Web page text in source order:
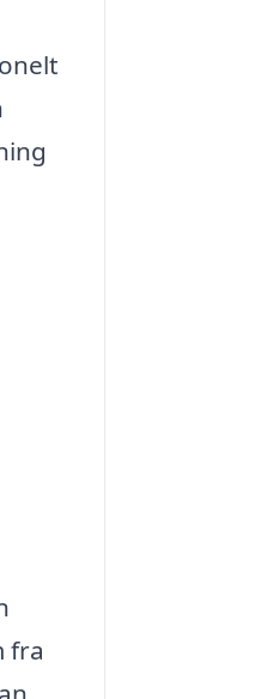
fra